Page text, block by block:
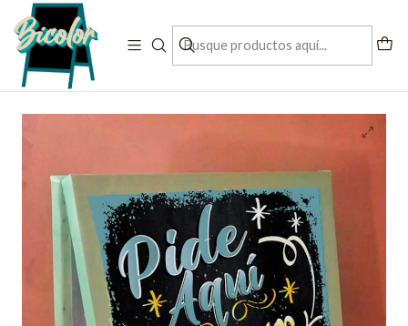
Inicio letreros pre diseñados
Paloma Doble PVC
Paloma doble PVC modelo completos